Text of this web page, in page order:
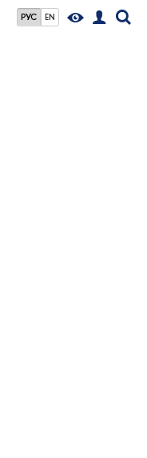
РУС EN